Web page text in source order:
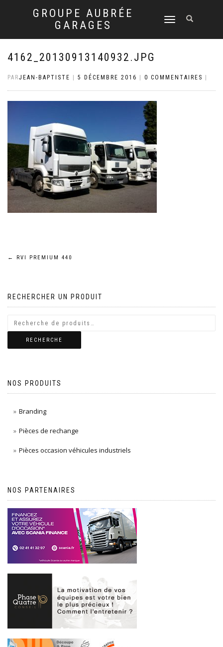
GROUPE AUBRÉE
GARAGES
DÉPLIER
NAVIGATION
4162_20130913140932.JPG
PARJEAN-BAPTISTE 5 DÉCEMBRE 2016 0 COMMENTAIRES
Navigation
l’article
← RVI PREMIUM 440
RECHERCHER UN PRODUIT
RECHERCHE
NOS PRODUITS
Branding
Pièces de rechange
Pièces occasion véhicules industriels
NOS PARTENAIRES